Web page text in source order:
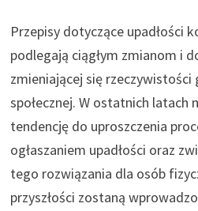
Przepisy dotyczące upadłości
podlegają ciągłym zmianom i
zmieniającej się rzeczywistości
społecznej. W ostatnich latach
tendencję do uproszczenia
ogłaszaniem upadłości oraz
tego rozwiązania dla osób
przyszłości zostaną